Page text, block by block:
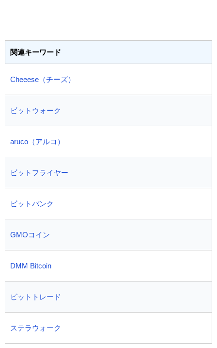
関連キーワード
Cheeese（チーズ）
ビットウォーク
aruco（アルコ）
ビットフライヤー
ビットバンク
GMOコイン
DMM Bitcoin
ビットトレード
ステラウォーク